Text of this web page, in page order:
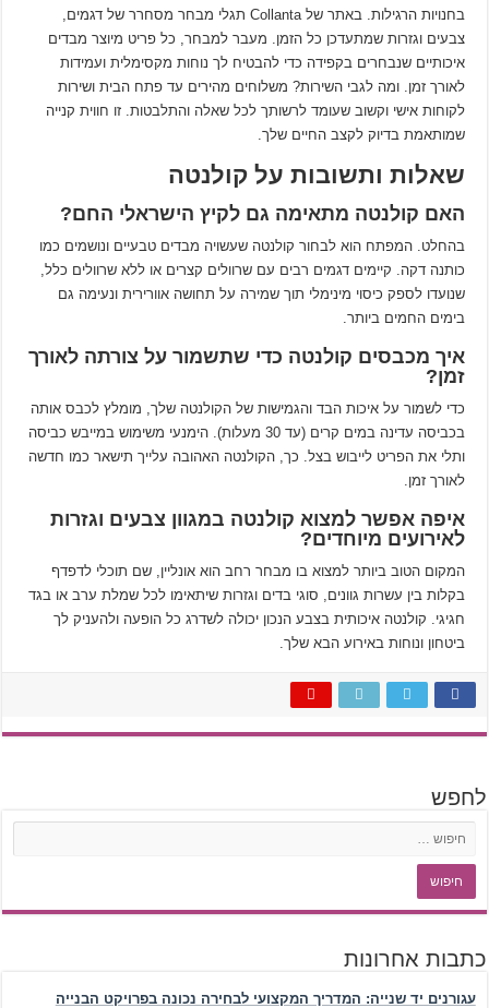
בחנויות הרגילות. באתר של Collanta תגלי מבחר מסחרר של דגמים,
צבעים וגזרות שמתעדכן כל הזמן. מעבר למבחר, כל פריט מיוצר מבדים
איכותיים שנבחרים בקפידה כדי להבטיח לך נוחות מקסימלית ועמידות
לאורך זמן. ומה לגבי השירות? משלוחים מהירים עד פתח הבית ושירות
לקוחות אישי וקשוב שעומד לרשותך לכל שאלה והתלבטות. זו חווית קנייה
שמותאמת בדיוק לקצב החיים שלך.
שאלות ותשובות על קולנטה
האם קולנטה מתאימה גם לקיץ הישראלי החם?
בהחלט. המפתח הוא לבחור קולנטה שעשויה מבדים טבעיים ונושמים כמו
כותנה דקה. קיימים דגמים רבים עם שרוולים קצרים או ללא שרוולים כלל,
שנועדו לספק כיסוי מינימלי תוך שמירה על תחושה אוורירית ונעימה גם
בימים החמים ביותר.
איך מכבסים קולנטה כדי שתשמור על צורתה לאורך
זמן?
כדי לשמור על איכות הבד והגמישות של הקולנטה שלך, מומלץ לכבס אותה
בכביסה עדינה במים קרים (עד 30 מעלות). הימנעי משימוש במייבש כביסה
ותלי את הפריט לייבוש בצל. כך, הקולנטה האהובה עלייך תישאר כמו חדשה
לאורך זמן.
איפה אפשר למצוא קולנטה במגוון צבעים וגזרות
לאירועים מיוחדים?
המקום הטוב ביותר למצוא בו מבחר רחב הוא אונליין, שם תוכלי לדפדף
בקלות בין עשרות גוונים, סוגי בדים וגזרות שיתאימו לכל שמלת ערב או בגד
חגיגי. קולנטה איכותית בצבע הנכון יכולה לשדרג כל הופעה ולהעניק לך
ביטחון ונוחות באירוע הבא שלך.
לחפש
כתבות אחרונות
עגורנים יד שנייה: המדריך המקצועי לבחירה נכונה בפרויקט הבנייה